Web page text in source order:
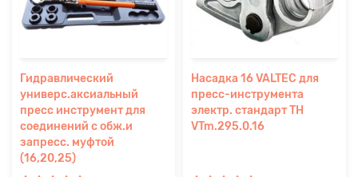
Гидравлический
универс.аксиальный
пресс инструмент для
соединений с обж.и
запресс. муфтой
(16,20,25)
Насадка 16 VALTEC для
пресс-инструмента
электр. стандарт TH
VTm.295.0.16